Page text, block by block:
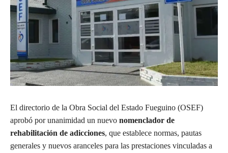
El directorio de la Obra Social del Estado Fueguino (OSEF)
aprobó por unanimidad un nuevo nomenclador de
rehabilitación de adicciones, que establece normas, pautas
generales y nuevos aranceles para las prestaciones vinculadas a